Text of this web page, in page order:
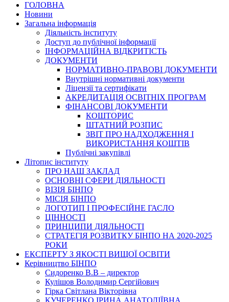
ГОЛОВНА
Новини
Загальна інформація
Діяльність інституту
Доступ до публічної інформації
ІНФОРМАЦІЙНА ВІДКРИТІСТЬ
ДОКУМЕНТИ
НОРМАТИВНО-ПРАВОВІ ДОКУМЕНТИ
Внутрішні нормативні документи
Ліцензії та сертифікати
АКРЕДИТАЦІЯ ОСВІТНІХ ПРОГРАМ
ФІНАНСОВІ ДОКУМЕНТИ
КОШТОРИС
ШТАТНИЙ РОЗПИС
ЗВІТ ПРО НАДХОДЖЕННЯ І
ВИКОРИСТАННЯ КОШТІВ
Публічні закупівлі
Літопис інституту
ПРО НАШ ЗАКЛАД
ОСНОВНІ СФЕРИ ДІЯЛЬНОСТІ
ВІЗІЯ БІНПО
МІСІЯ БІНПО
ЛОГОТИП І ПРОФЕСІЙНЕ ГАСЛО
ЦІННОСТІ
ПРИНЦИПИ ДІЯЛЬНОСТІ
СТРАТЕГІЯ РОЗВИТКУ БІНПО НА 2020-2025
РОКИ
ЕКСПЕРТУ З ЯКОСТІ ВИЩОЇ ОСВІТИ
Керівництво БІНПО
Сидоренко В.В – директор
Кулішов Володимир Сергійович
Гірка Світлана Вікторівна
КУЧЕРЕНКО ІРИНА АНАТОЛІЇВНА